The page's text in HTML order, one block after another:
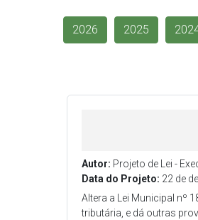
2026 2025
Autor: Projeto de Lei -
Data do Projeto: 22 de
Altera a Lei Municipal nº
tributária, e dá outras